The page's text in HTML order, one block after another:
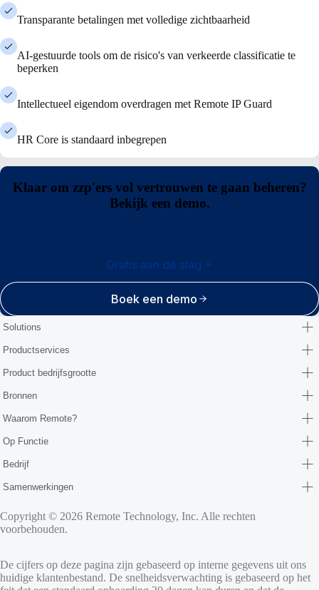
Transparante betalingen met volledige zichtbaarheid
AI-gestuurde tools om de risico's van verkeerde classificatie te
beperken
Intellectueel eigendom overdragen met Remote IP Guard
HR Core is standaard inbegrepen
Klaar om zzp'ers vol vertrouwen te gaan beheren?
Bekijk een demo.
Gratis aan de slag
Boek een demo
Solutions
Productservices
Product bedrijfsgrootte
Bronnen
Waarom Remote?
Op Functie
Bedrijf
Samenwerkingen
Copyright © 2026 Remote Technology, Inc. Alle rechten
voorbehouden.
De cijfers op deze pagina zijn gebaseerd op interne gegevens uit ons
huidige klantenbestand. De snelheidsverwachting is gebaseerd op het